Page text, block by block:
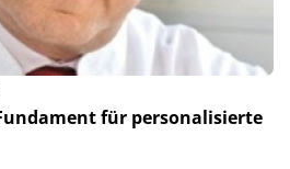
für personalisierte